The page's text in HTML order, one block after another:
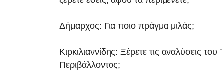
Δήμαρχος: Για ποιο πράγμα μιλάς;
Κιρκιλιαννίδης: Ξέρετε τις αναλύσεις
Περιβάλλοντος;